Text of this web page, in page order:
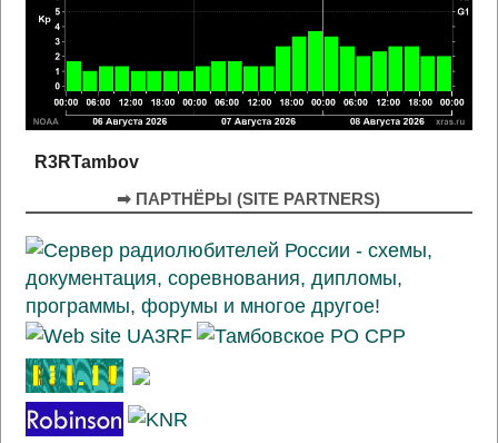
R3RTambov
➡ ПАРТНЁРЫ (SITE PARTNERS)